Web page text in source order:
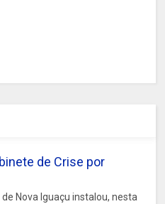
de Crise por
Nova Iguaçu instalou, nesta